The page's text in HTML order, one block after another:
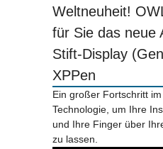
Weltneuheit!
für Sie das neue
Stift-Display
XPPen
Ein großer Fortschritt
Technologie, um Ihre
und Ihre Finger über
zu lassen.